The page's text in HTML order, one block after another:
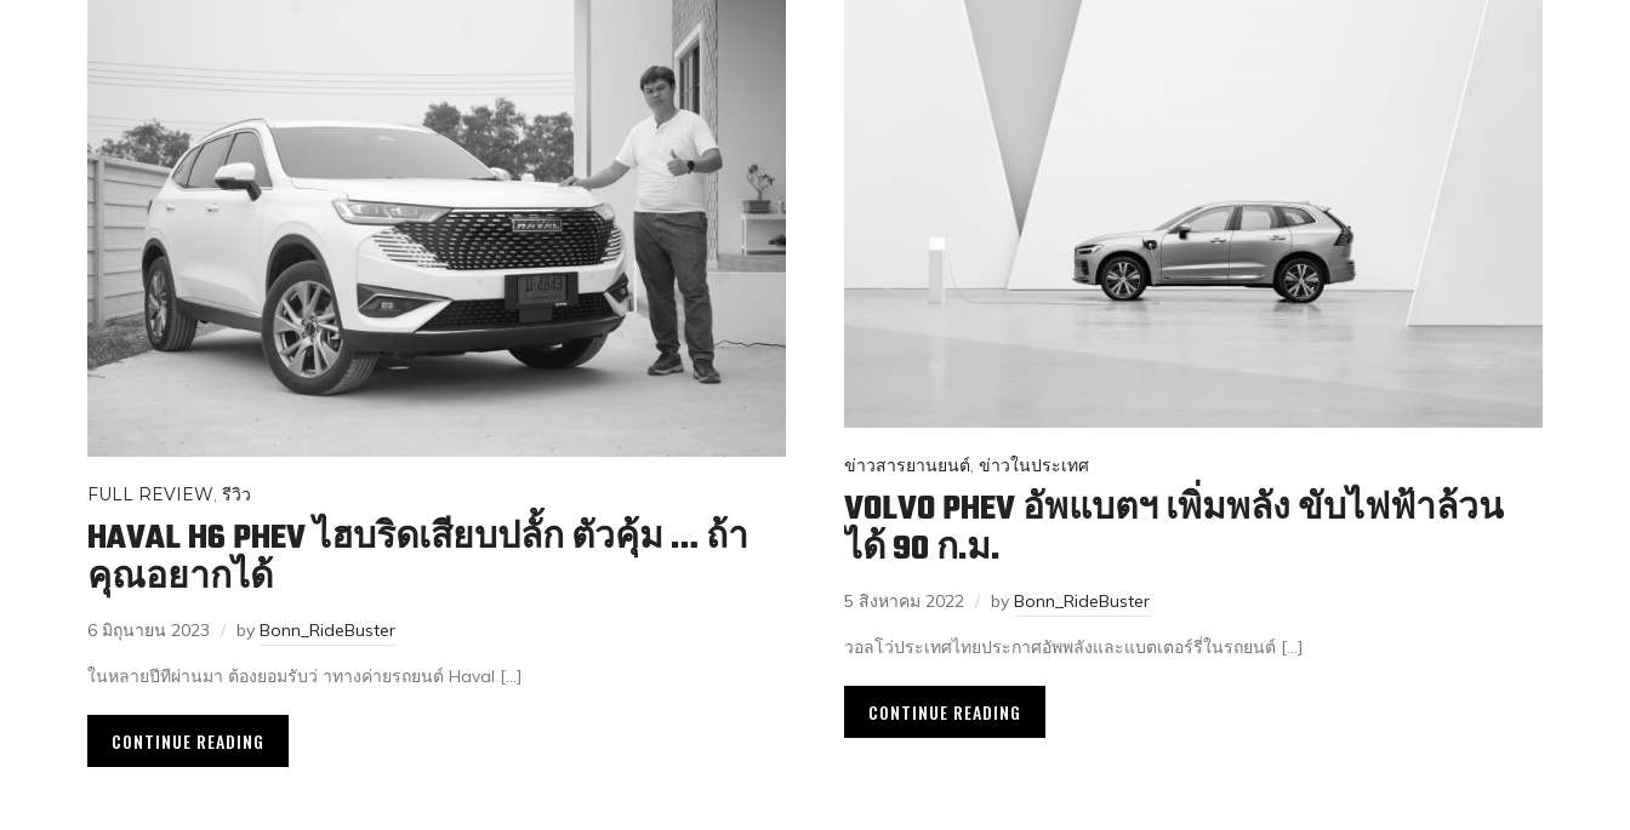
FULL REVIEW, รีวิว
HAVAL H6 PHEV ไฮบริดเสียบปลั้ก ตัวคุ้ม … ถ้า
คุณอยากได้
6 มิถุนายน 2023 by Bonn_RideBuster
ในหลายปีทีผ่านมา ต้องยอมรับว่ าทางค่ายรถยนต์ Haval […]
CONTINUE READING
ข่าวสารยานยนต์, ข่าวในประเทศ
VOLVO PHEV อัพแบตฯ เพิ่มพลัง ขับไฟฟ้าล้วน
ได้ 90 ก.ม.
5 สิงหาคม 2022 by Bonn_RideBuster
วอลโว่ประเทศไทยประกาศอัพพลังและแบตเตอร์รี่ในรถยนต์ […]
CONTINUE READING